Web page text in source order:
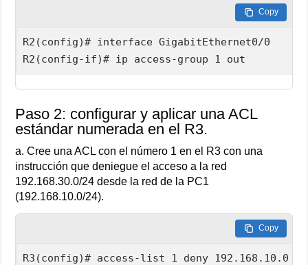
Copy
R2(config)# interface GigabitEthernet0/0
R2(config-if)# ip access-group 1 out
Paso 2: configurar y aplicar una ACL
estándar numerada en el R3.
a. Cree una ACL con el número 1 en el R3 con una
instrucción que deniegue el acceso a la red
192.168.30.0/24 desde la red de la PC1
(192.168.10.0/24).
Copy
R3(config)# access-list 1 deny 192.168.10.0